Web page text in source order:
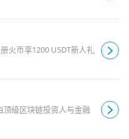
火币享1200 USDT新人礼
级区块链投资人与金融